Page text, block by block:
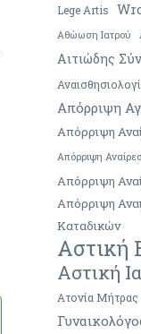
Lege Artis
Αθώωση Ιατρού
Αιτιώδης
Απόρριψη
Απόρριψη
Απόρριψη
Απόρριψη
Απόρριψη
Καταδικών
Αστική
Αστική
Ατονία Μήτρας